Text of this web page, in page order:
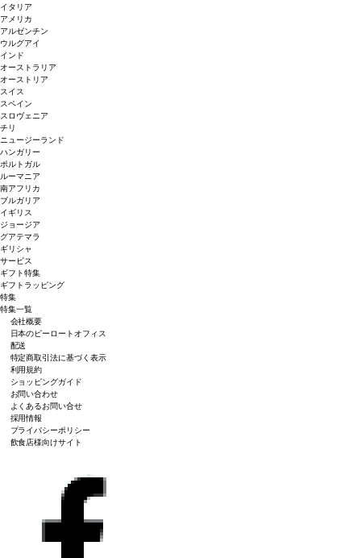
イタリア
アメリカ
アルゼンチン
ウルグアイ
インド
オーストラリア
オーストリア
スイス
スペイン
スロヴェニア
チリ
ニュージーランド
ハンガリー
ポルトガル
ルーマニア
南アフリカ
ブルガリア
イギリス
ジョージア
グアテマラ
ギリシャ
サービス
ギフト特集
ギフトラッピング
特集
特集一覧
会社概要
日本のピーロートオフィス
配送
特定商取引法に基づく表示
利用規約
ショッピングガイド
お問い合わせ
よくあるお問い合せ
採用情報
プライバシーポリシー
飲食店様向けサイト